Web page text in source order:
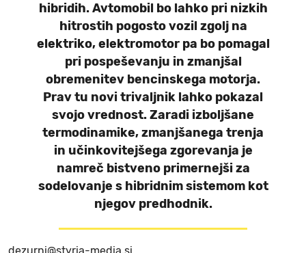
hibridih. Avtomobil bo lahko pri nizkih
hitrostih pogosto vozil zgolj na
elektriko, elektromotor pa bo pomagal
pri pospeševanju in zmanjšal
obremenitev bencinskega motorja.
Prav tu novi trivaljnik lahko pokazal
svojo vrednost. Zaradi izboljšane
termodinamike, zmanjšanega trenja
in učinkovitejšega zgorevanja je
namreč bistveno primernejši za
sodelovanje s hibridnim sistemom kot
njegov predhodnik.